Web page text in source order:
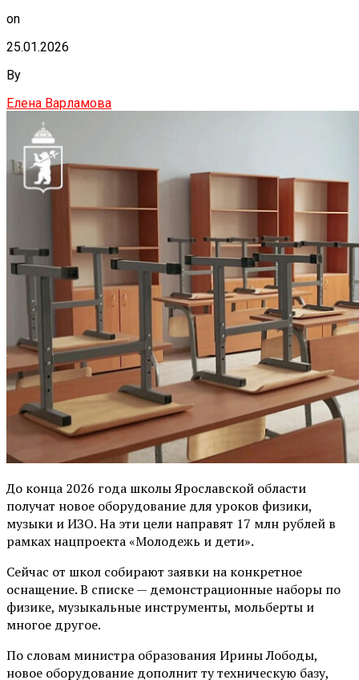
on
25.01.2026
By
Елена Варламова
До конца 2026 года школы Ярославской области
получат новое оборудование для уроков физики,
музыки и ИЗО. На эти цели направят 17 млн рублей в
рамках нацпроекта «Молодежь и дети».
Сейчас от школ собирают заявки на конкретное
оснащение. В списке — демонстрационные наборы по
физике, музыкальные инструменты, мольберты и
многое другое.
По словам министра образования Ирины Лободы,
новое оборудование дополнит ту техническую базу,